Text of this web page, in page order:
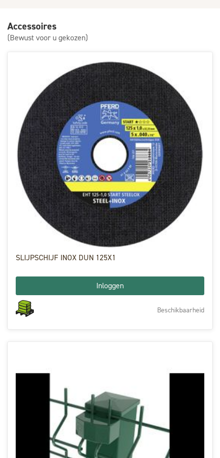
Accessoires
(Bewust voor u gekozen)
SLIJPSCHIJF INOX DUN 125X1
Inloggen
Beschikbaarheid